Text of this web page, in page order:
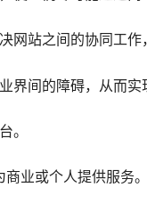
网站之间的协同工作，
界间的障碍，从而实
。
业或个人提供服务。